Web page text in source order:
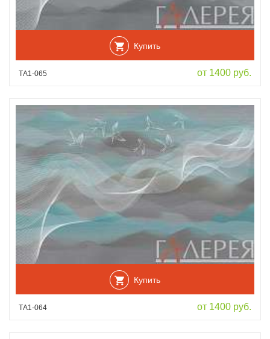
Купить
ТА1-065 от 1400 руб.
Купить
ТА1-064 от 1400 руб.